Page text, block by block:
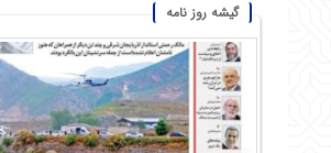
گیشه روز نامه